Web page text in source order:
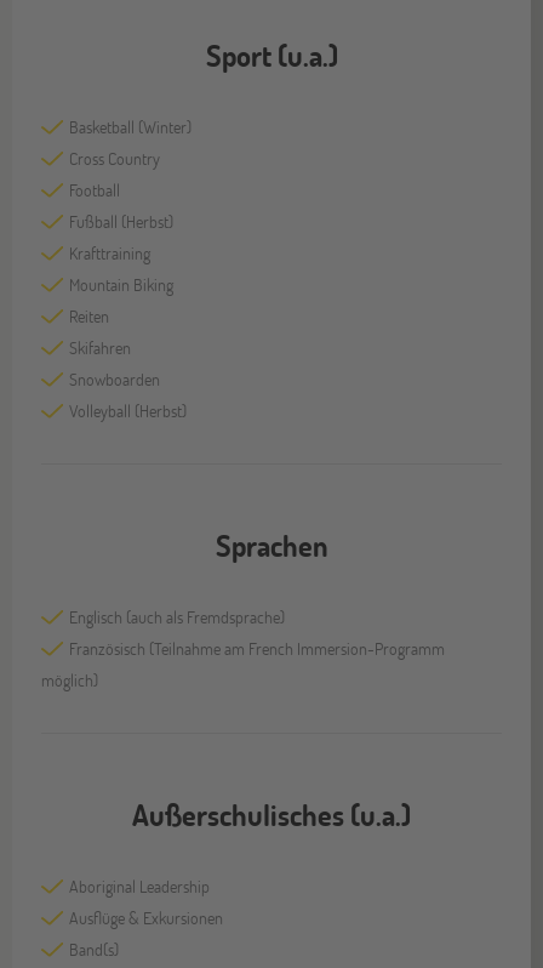
Sport (u.a.)
Basketball (Winter)
Cross Country
Football
Fußball (Herbst)
Krafttraining
Mountain Biking
Reiten
Skifahren
Snowboarden
Volleyball (Herbst)
Sprachen
Englisch (auch als Fremdsprache)
Französisch (Teilnahme am French Immersion-Programm
möglich)
Außerschulisches (u.a.)
Aboriginal Leadership
Ausflüge & Exkursionen
Band(s)